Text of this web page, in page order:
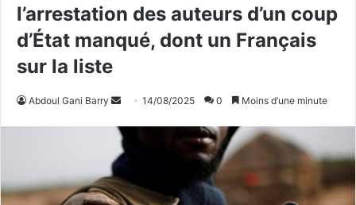
l’arrestation des auteurs d’un coup
d’État manqué, dont un Français
sur la liste
Abdoul Gani Barry
v
o
y
e
14/08/2025 0 Moins d’une minute